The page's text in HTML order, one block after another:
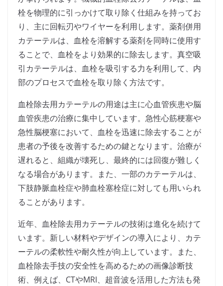
栓を物理的に引っかけて取り除く仕組みを持ってお
り、主に回転刃やワイヤーを利用します。薬剤併用
カテーテルは、血栓を溶解する薬剤を同時に使用す
ることで、血栓をより効果的に除去します。真空吸
引カテーテルは、血栓を吸引する力を利用して、内
部のプロセスで血栓を取り除く方法です。
血栓除去用カテーテルの用途は主に心血管疾患や脳
血管疾患の治療に集中しています。急性心筋梗塞や
急性脳梗塞において、血栓を迅速に除去することが
患者の予後を改善するための鍵となります。治療が
遅れると、組織が壊死し、最終的には回復が難しく
なる場合があります。また、一部のカテーテルは、
下肢静脈血栓症や肺血栓塞栓症に対しても用いられ
ることがあります。
近年、血栓除去用カテーテルの技術は進化を続けて
います。新しい材料やデザインの導入により、カテ
ーテルの柔軟性や耐久性が向上しています。また、
血栓除去手技の安全性を高めるための画像診断技
術、例えば、CTやMRI、超音波を活用した方法も発